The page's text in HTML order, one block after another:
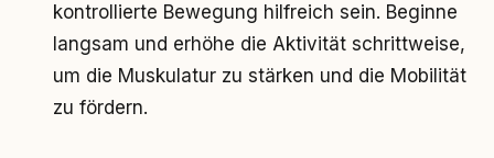
kontrollierte Bewegung hilfreich sein. Beginne
langsam und erhöhe die Aktivität schrittweise,
um die Muskulatur zu stärken und die Mobilität
zu fördern.